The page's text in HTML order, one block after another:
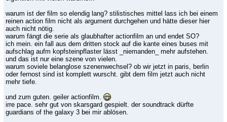
warum ist der film so elendig lang? stilistisches mittel lass ich bei einem
reinen action film nicht als argument durchgehen und hätte dieser hier
auch nicht nötig.
warum fängt die serie als glaubhafter actionfilm an und endet SO?
ich mein. ein fall aus dem dritten stock auf die kante eines buses mit
aufschlag aufm kopfsteinpflaster lässt _niemanden_ mehr aufstehen.
und das ist nur eine szene von vielen.
warum soviele belanglose szenenwechsel? ob wir jetzt in paris, berlin
oder fernost sind ist komplett wurscht. gibt dem film jetzt auch nicht
mehr tiefe.
und zum guten. geiler actionfilm.
irre pace. sehr gut von skarsgard gespielt. der soundtrack dürfte
guardians of the galaxy 3 bei mir ablösen.